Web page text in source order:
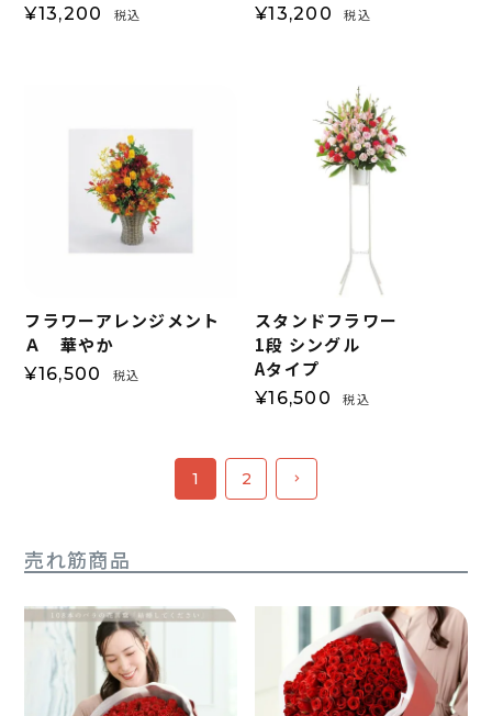
¥13,200 税込 ¥13,200 税込
フラワーアレンジメント
Ａ 華やか
¥16,500 税込
スタンドフラワー
1段 シングル
Aタイプ
¥16,500 税込
1 2
売れ筋商品